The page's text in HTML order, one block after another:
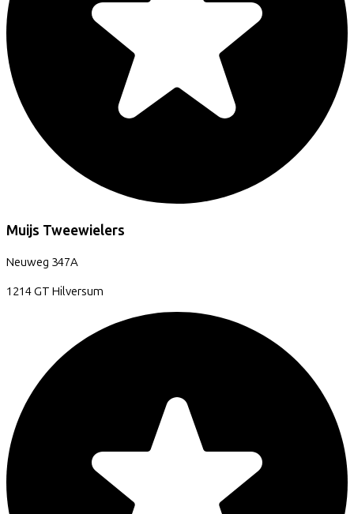
Muijs Tweewielers
Neuweg 347A
1214 GT Hilversum